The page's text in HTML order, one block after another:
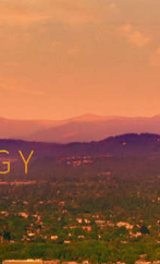
van Scientology
voor beginners
De
Assisten
Integriteit
Het